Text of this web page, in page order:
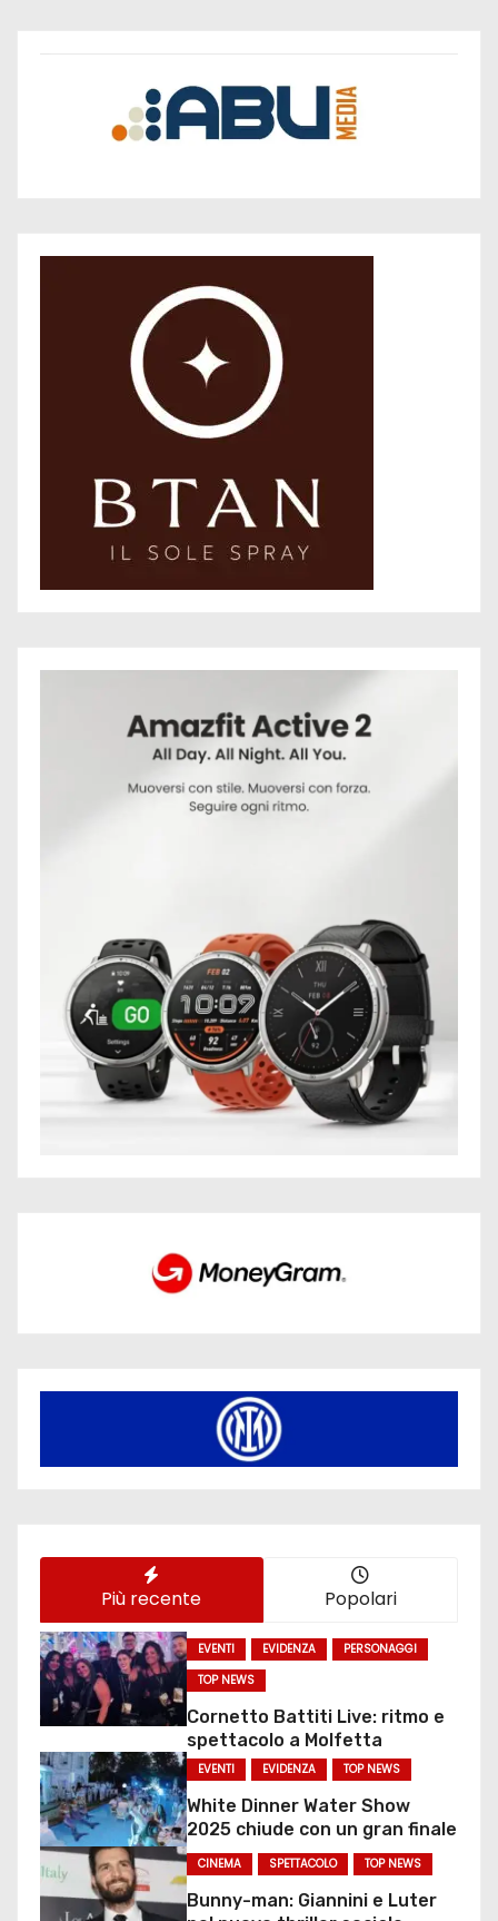
Più recente Popolari
EVENTI EVIDENZA
PERSONAGGI
TOP NEWS
Cornetto Battiti Live: ritmo e
spettacolo a Molfetta
EVENTI EVIDENZA TOP NEWS
White Dinner Water Show
2025 chiude con un gran finale
CINEMA SPETTACOLO TOP NEWS
Bunny-man: Giannini e Luter